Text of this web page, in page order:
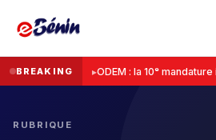
BREAKING ODEM : la 10ᵉ
RUBRIQUE